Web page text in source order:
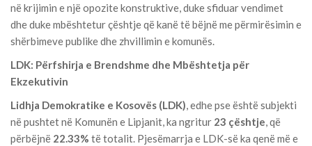
në krijimin e një opozite konstruktive, duke sfiduar vendimet
dhe duke mbështetur çështje që kanë të bëjnë me përmirësimin e
shërbimeve publike dhe zhvillimin e komunës.
LDK: Përfshirja e Brendshme dhe Mbështetja për
Ekzekutivin
Lidhja Demokratike e Kosovës (LDK), edhe pse është subjekti
në pushtet në Komunën e Lipjanit, ka ngritur 23 çështje, që
përbëjnë 22.33% të totalit. Pjesëmarrja e LDK-së ka qenë më e